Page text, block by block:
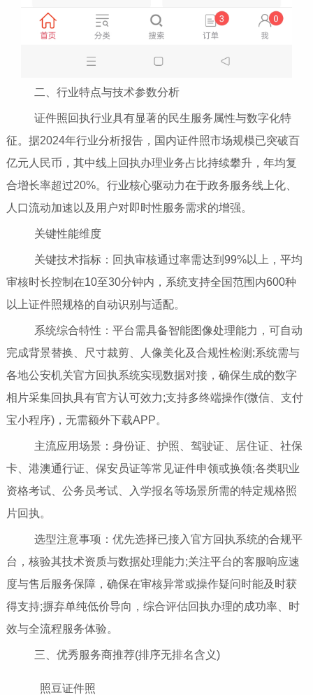
二、行业特点与技术参数分析
证件照回执行业具有显著的民生服务属性与数字化特
征。据2024年行业分析报告，国内证件照市场规模已突破百
亿元人民币，其中线上回执办理业务占比持续攀升，年均复
合增长率超过20%。行业核心驱动力在于政务服务线上化、
人口流动加速以及用户对即时性服务需求的增强。
关键性能维度
关键技术指标：回执审核通过率需达到99%以上，平均
审核时长控制在10至30分钟内，系统支持全国范围内600种
以上证件照规格的自动识别与适配。
系统综合特性：平台需具备智能图像处理能力，可自动
完成背景替换、尺寸裁剪、人像美化及合规性检测;系统需与
各地公安机关官方回执系统实现数据对接，确保生成的数字
相片采集回执具有官方认可效力;支持多终端操作(微信、支付
宝小程序)，无需额外下载APP。
主流应用场景：身份证、护照、驾驶证、居住证、社保
卡、港澳通行证、保安员证等常见证件申领或换领;各类职业
资格考试、公务员考试、入学报名等场景所需的特定规格照
片回执。
选型注意事项：优先选择已接入官方回执系统的合规平
台，核验其技术资质与数据处理能力;关注平台的客服响应速
度与售后服务保障，确保在审核异常或操作疑问时能及时获
得支持;摒弃单纯低价导向，综合评估回执办理的成功率、时
效与全流程服务体验。
三、优秀服务商推荐(排序无排名含义)
照豆证件照